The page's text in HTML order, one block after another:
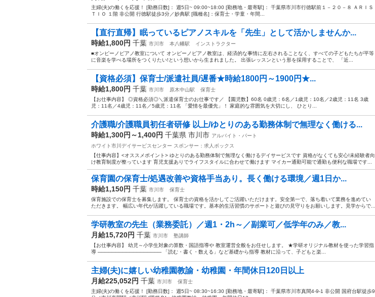
主婦(夫)の働くを応援！ [勤務日数]： 週5日~ 09:00~18:00 [勤務地・最寄駅]： 千葉県市川市行徳駅前１－２０－８ ＡＲＩＳ
ＴＩＯ １階 非公開 行徳駅徒歩3分／妙典駅 [職種名]：保育士・学童・年間...
【直行直帰】眠っているピアノスキルを「先生」として活かしませんか...
時給1,800円 千葉 市川市 本八幡駅
インストラクター
■オンピーノピアノ教室について オンピーノピアノ教室は、経済的な事情に左右されることなく、すべての子どもたちが平等
に音楽を学べる場所をつくりたい!という想いから生まれました。 出張レッスンという形を採用することで、 「近...
【資格必須】保育士/派遣社員/遅番★時給1800円～1900円★...
時給1,800円 千葉 市川市 原木中山駅
保育士
【お仕事内容】 ◎資格必須◎＼派遣保育士のお仕事です／ 【園児数】60名 0歳児：6名／1歳児：10名／2歳児：11名 3歳
児：11名／4歳児：11名／5歳児：11名 「愛情を最優先」！ 家庭的な雰囲気を大切にし、 ひとり...
介護職/介護職員初任者研修 以上/ゆとりのある勤務体制で無理なく働ける...
時給1,300円～1,400円 千葉県 市川市 アルバイト・パート
ホワイト市川デイサービスセンター スポンサー：求人ボックス
【仕事内容】<オススメポイント> ゆとりのある勤務体制で無理なく働けるデイサービスです 資格がなくても安心!未経験者向
け教育制度が整っています 育児支援ありでライフスタイルに合わせて働けます マイカー通勤可能で通勤も便利な職場です...
保育園の保育士/処遇改善や資格手当あり。長く働ける環境／週1日か...
時給1,150円 千葉 市川市
保育士
保育施設での保育士を募集します。 保育士の資格を活かしてご活躍いただけます。安全第一で、落ち着いて業務を進めてい
ただきます。 幅広い年代が活躍している職場です。基本的生活習慣のサポートと遊びの見守りをお願いします。見学からで...
学研教室の先生（業務委託）／週1・2h～／副業可／低学年のみ／教...
月給15,720円 千葉 市川市
塾講師
【お仕事内容】 幼児～小学生対象の算数・国語指導や 教室運営全般をお任せします。 ★学研オリジナル教材を使った学習指
導 ────────────────── 「読む・書く・数える」など基礎から指導 教材に沿って、子どもと楽...
主婦(夫)に嬉しい幼稚園教諭・幼稚園・年間休日120日以上
月給225,052円 千葉 市川市
保育士
主婦(夫)の働くを応援！ [勤務日数]： 週5日~ 08:30~16:30 [勤務地・最寄駅]： 千葉県市川市真間4-9-1 非公開 国府台駅徒歩9